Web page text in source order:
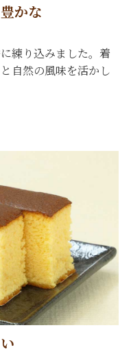
かな
練り込みました。着
自然の風味を活かし